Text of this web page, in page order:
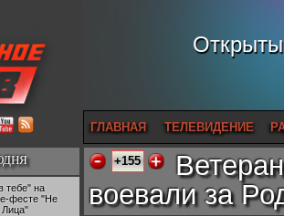
ГЛАВНАЯ ТЕЛЕВИДЕНИЕ
тебе" на
фесте "Не
Лица"
+155
воевали за